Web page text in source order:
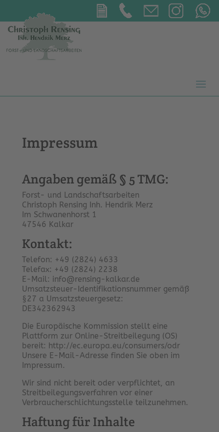
Impressum
Angaben gemäß § 5 TMG:
Forst- und Landschaftsarbeiten
Christoph Rensing Inh. Hendrik Merz
Im Schwanenhorst 1
47546 Kalkar
Kontakt:
Telefon: +49 (2824) 4633
Telefax: +49 (2824) 2238
E-Mail: info@rensing-kalkar.de
Umsatzsteuer-Identifikationsnummer gemäß
§27 a Umsatzsteuergesetz:
DE342362943
Die Europäische Kommission stellt eine
Plattform zur Online-Streitbeilegung (OS)
bereit: http://ec.europa.eu/consumers/odr
Unsere E-Mail-Adresse finden Sie oben im
Impressum.
Wir sind nicht bereit oder verpflichtet, an
Streitbeilegungsverfahren vor einer
Verbraucherschlichtungsstelle teilzunehmen.
Haftung für Inhalte